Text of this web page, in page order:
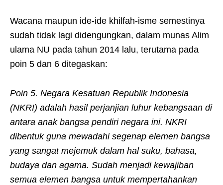
Wacana maupun ide-ide khilfah-isme semestinya
sudah tidak lagi didengungkan, dalam munas Alim
ulama NU pada tahun 2014 lalu, terutama pada
poin 5 dan 6 ditegaskan:
Poin 5. Negara Kesatuan Republik Indonesia
(NKRI) adalah hasil perjanjian luhur kebangsaan di
antara anak bangsa pendiri negara ini. NKRI
dibentuk guna mewadahi segenap elemen bangsa
yang sangat mejemuk dalam hal suku, bahasa,
budaya dan agama. Sudah menjadi kewajiban
semua elemen bangsa untuk mempertahankan